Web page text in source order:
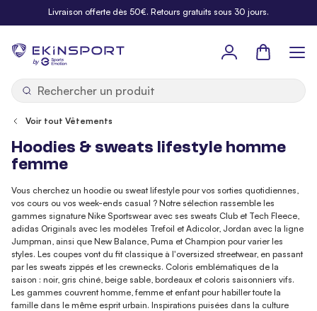
Allez au contenuLivraison offerte dès 50€. Retours gratuits sous 30 jours.
by
Panier
Voir tout Vêtements
Hoodies & sweats lifestyle homme
femme
Vous cherchez un hoodie ou sweat lifestyle pour vos sorties quotidiennes,
vos cours ou vos week-ends casual ? Notre sélection rassemble les
gammes signature Nike Sportswear avec ses sweats Club et Tech Fleece,
adidas Originals avec les modèles Trefoil et Adicolor, Jordan avec la ligne
Jumpman, ainsi que New Balance, Puma et Champion pour varier les
styles. Les coupes vont du fit classique à l'oversized streetwear, en passant
par les sweats zippés et les crewnecks. Coloris emblématiques de la
saison : noir, gris chiné, beige sable, bordeaux et coloris saisonniers vifs.
Les gammes couvrent homme, femme et enfant pour habiller toute la
famille dans le même esprit urbain. Inspirations puisées dans la culture